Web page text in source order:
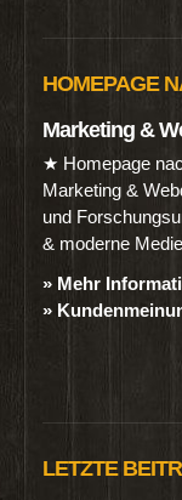
HOMEPAGE
Marketing &
★ Homepage
Marketing &
und
& moderne
» Mehr
»
LETZTE